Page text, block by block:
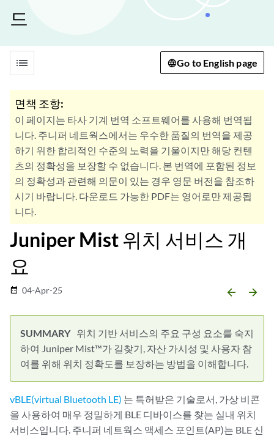
드
list Go to English page
면책 조항:
이 페이지는 타사 기계 번역 소프트웨어를 사용해 번역됩
니다. 주니퍼 네트웍스에서는 우수한 품질의 번역을 제공
하기 위한 합리적인 수준의 노력을 기울이지만 해당 컨텐
츠의 정확성을 보장할 수 없습니다. 본 번역에 포함된 정보
의 정확성과 관련해 의문이 있는 경우 영문 버전을 참조하
시기 바랍니다. 다운로드 가능한 PDF는 영어로만 제공됩
니다.
Juniper Mist 위치 서비스 개
요
date_range 04-Apr-25 arrow_backward arrow_forward
위치 기반 서비스의 주요 구성 요소를 숙지
하여 Juniper Mist™가 길찾기, 자산 가시성 및 사용자 참
여를 위해 위치 정확도를 보장하는 방법을 이해합니다.
vBLE(virtual Bluetooth LE) 는 특허받은 기술로서, 가상 비콘
을 사용하여 매우 정밀하게 BLE 디바이스를 찾는 실내 위치
서비스입니다. 주니퍼 네트웍스 액세스 포인트(AP)는 BLE 신